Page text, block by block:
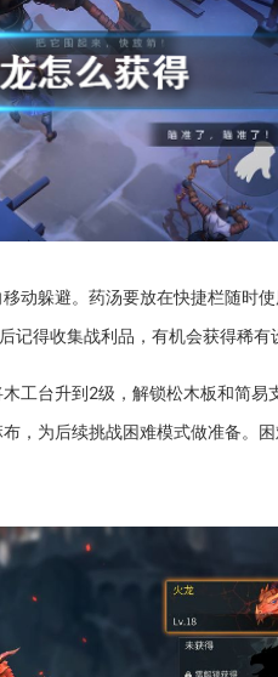
动躲避。药汤要放在快捷栏随时
得收集战利品，有机会获得稀有
工台升到2级，解锁松木板和简易
，为后续挑战困难模式做准备。